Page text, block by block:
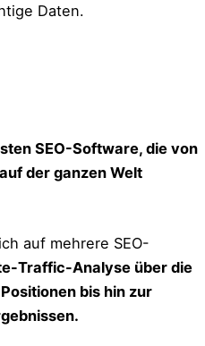
Daten.
SEO-Software, die von
der ganzen Welt
auf mehrere SEO-
Traffic-Analyse über die
bis hin zur